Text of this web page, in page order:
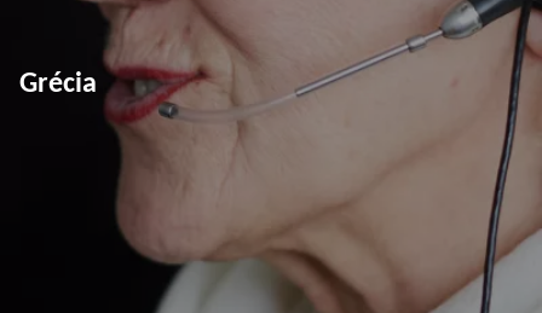
Grécia